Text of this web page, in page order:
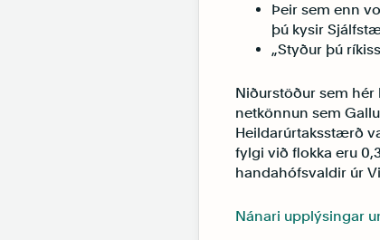
Þeir sem enn
þú kysir
„Styður þú
Niðurstöður sem
netkönnun sem
Heildarúrtaksstærð
fylgi við flokka eru
handahófsvaldir úr
Nánari upplýsingar